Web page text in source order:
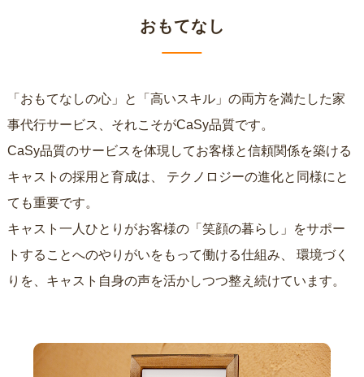
おもてなし
「おもてなしの心」と「高いスキル」の両方を満たした家
事代行サービス、それこそがCaSy品質です。
CaSy品質のサービスを体現してお客様と信頼関係を築ける
キャストの採用と育成は、
ても重要です。
キャスト一人ひとりがお客様の「笑顔の暮らし」をサポー
トすることへのやりがいをもって働ける仕組み、
りを、キャスト自身の声を活かしつつ整え続けています。